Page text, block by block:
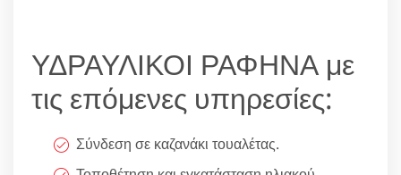
ΥΔΡΑΥΛΙΚΟΙ ΡΑΦΗΝΑ με
τις επόμενες υπηρεσίες:
Σύνδεση σε καζανάκι τουαλέτας.